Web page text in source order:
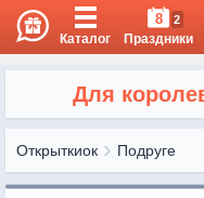
Каталог
8 2
Праздники
Для
Открыткиок Подруге